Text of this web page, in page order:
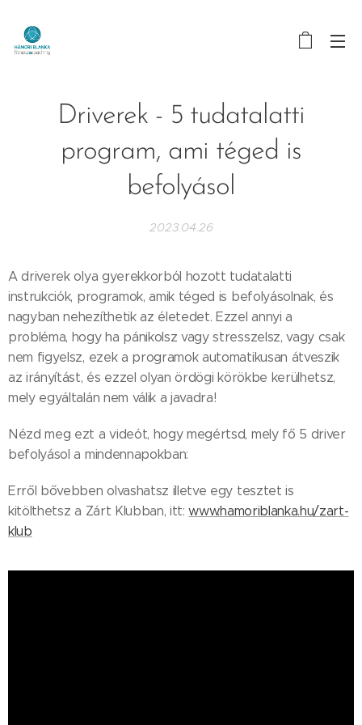
Driverek - 5 tudatalatti
program, ami téged is
befolyásol
2023.04.26
A driverek olya gyerekkorból hozott tudatalatti
instrukciók, programok, amik téged is befolyásolnak, és
nagyban nehezíthetik az életedet. Ezzel annyi a
probléma, hogy ha pánikolsz vagy stresszelsz, vagy csak
nem figyelsz, ezek a programok automatikusan átveszik
az irányítást, és ezzel olyan ördögi körökbe kerülhetsz,
mely egyáltalán nem válik a javadra!
Nézd meg ezt a videót, hogy megértsd, mely fő 5 driver
befolyásol a mindennapokban:
Erről bővebben olvashatsz illetve egy tesztet is
kitölthetsz a Zárt Klubban, itt:www.hamoriblanka.hu/zart-
klub